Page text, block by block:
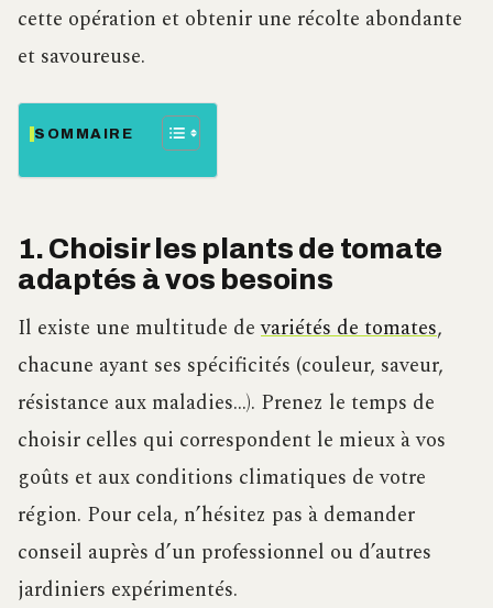
cette opération et obtenir une récolte abondante
et savoureuse.
SOMMAIRE
1. Choisir les plants de tomate
adaptés à vos besoins
Il existe une multitude devariétés de tomates,
chacune ayant ses spécificités (couleur, saveur,
résistance aux maladies…). Prenez le temps de
choisir celles qui correspondent le mieux à vos
goûts et aux conditions climatiques de votre
région. Pour cela, n’hésitez pas à demander
conseil auprès d’un professionnel ou d’autres
jardiniers expérimentés.